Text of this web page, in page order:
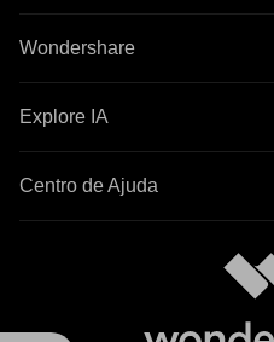
Wondershare
Explore IA
Centro de Ajuda